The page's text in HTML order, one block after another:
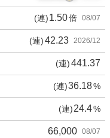
(連)1.50倍 08/07
(連)42.23 2026/12
(連)441.37
(連)36.18%
(連)24.4%
66,000 08/07